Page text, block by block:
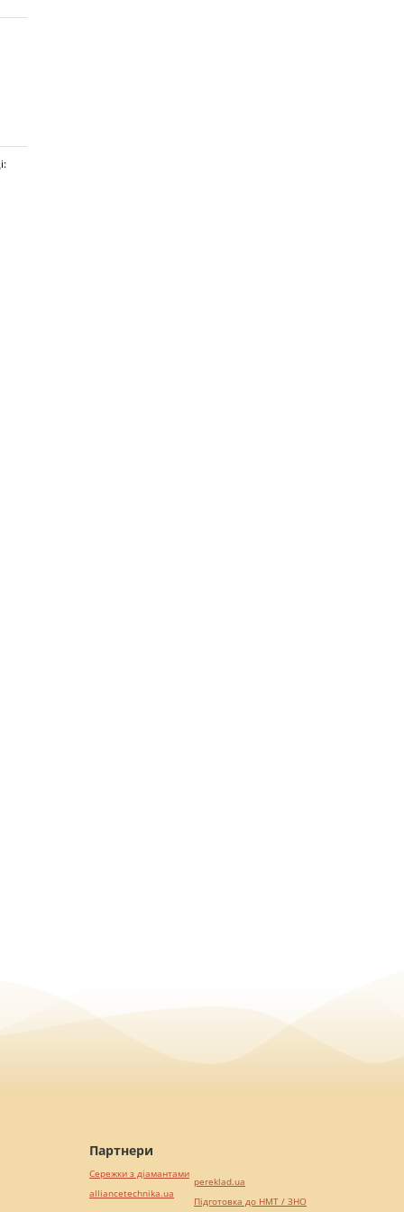
Партнери
Сережки з діамантами
alliancetechnika.ua
pereklad.ua
Підготовка до НМТ / ЗНО